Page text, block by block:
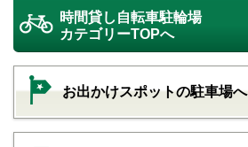
時間貸し自転車駐輪場
カテゴリーTOPへ
お出かけスポットの駐車場へ